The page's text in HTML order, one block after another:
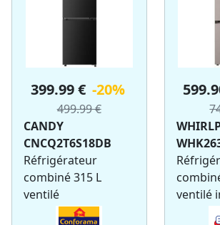
399.99 € -20%
499.99 €
CANDY
CNCQ2T6S18DB
Réfrigérateur
combiné 315 L
ventilé
ventilé